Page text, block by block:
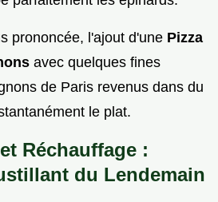
prononcée, l'ajout d'une Pizza
avec quelques fines
de Paris revenus dans du
le plat.
Réchauffage :
du Lendemain